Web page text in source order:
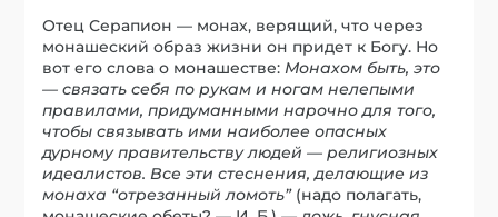
Отец Серапион — монах, верящий, что через
монашеский образ жизни он придет к Богу. Но
вот его слова о монашестве: Монахом быть, это
— связать себя по рукам и ногам нелепыми
правилами, придуманными нарочно для того,
чтобы связывать ими наиболее опасных
дурному правительству людей — религиозных
идеалистов. Все эти стеснения, делающие из
монаха “отрезанный ломоть”(надо полагать,